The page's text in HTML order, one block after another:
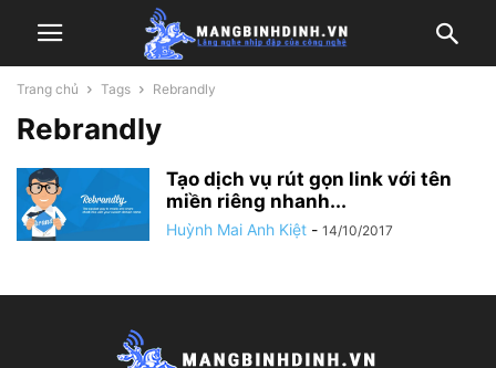
Trang chủ Tags Rebrandly
Rebrandly
Tạo dịch vụ rút gọn link với tên
miền riêng nhanh...
Huỳnh Mai Anh Kiệt - 14/10/2017